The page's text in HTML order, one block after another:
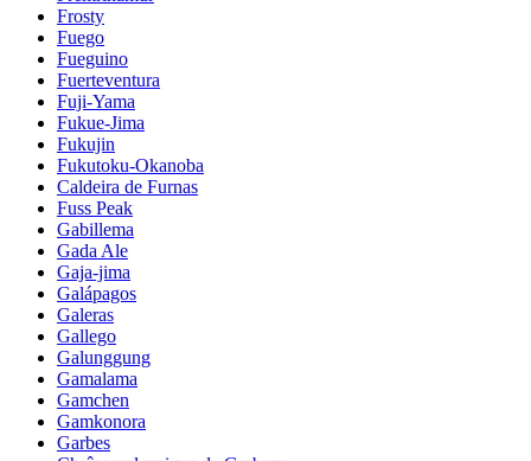
Frosty
Fuego
Fueguino
Fuerteventura
Fuji-Yama
Fukue-Jima
Fukujin
Fukutoku-Okanoba
Caldeira de Furnas
Fuss Peak
Gabillema
Gada Ale
Gaja-jima
Galápagos
Galeras
Gallego
Galunggung
Gamalama
Gamchen
Gamkonora
Garbes